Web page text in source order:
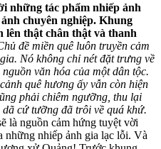
những tác phẩm nhiếp ảnh
chuyên nghiệp. Khung
lên thật chân thật và thanh
đề miền quê luôn truyền cảm
Nó không chỉ nét đặt trưng về
văn hóa của một dân tộc.
quê hương ấy vẫn còn hiện
phải chiêm ngưỡng, thu lại
cứ tưỡng đã trôi về quá khứ.
là nguồn cảm hứng tuyệt vời
những nhiếp ảnh gia lạc lỗi. Và